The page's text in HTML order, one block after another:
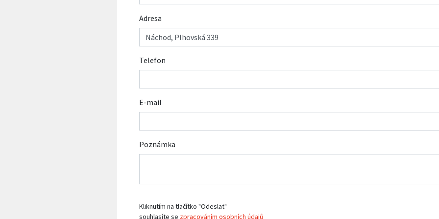
Adresa
Telefon
E-mail
Poznámka
Kliknutím na tlačítko "Odeslat"
souhlasíte se zpracováním osobních údajů